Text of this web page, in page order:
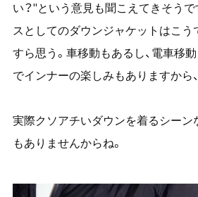
い？"という意見も聞こえてきそうで
スとしてのダウンジャケットはこう
すら思う。車移動もあるし、電車移
でインナーの楽しみもありますから
実際クソアチいダウンを着るシーン
もありませんからね。